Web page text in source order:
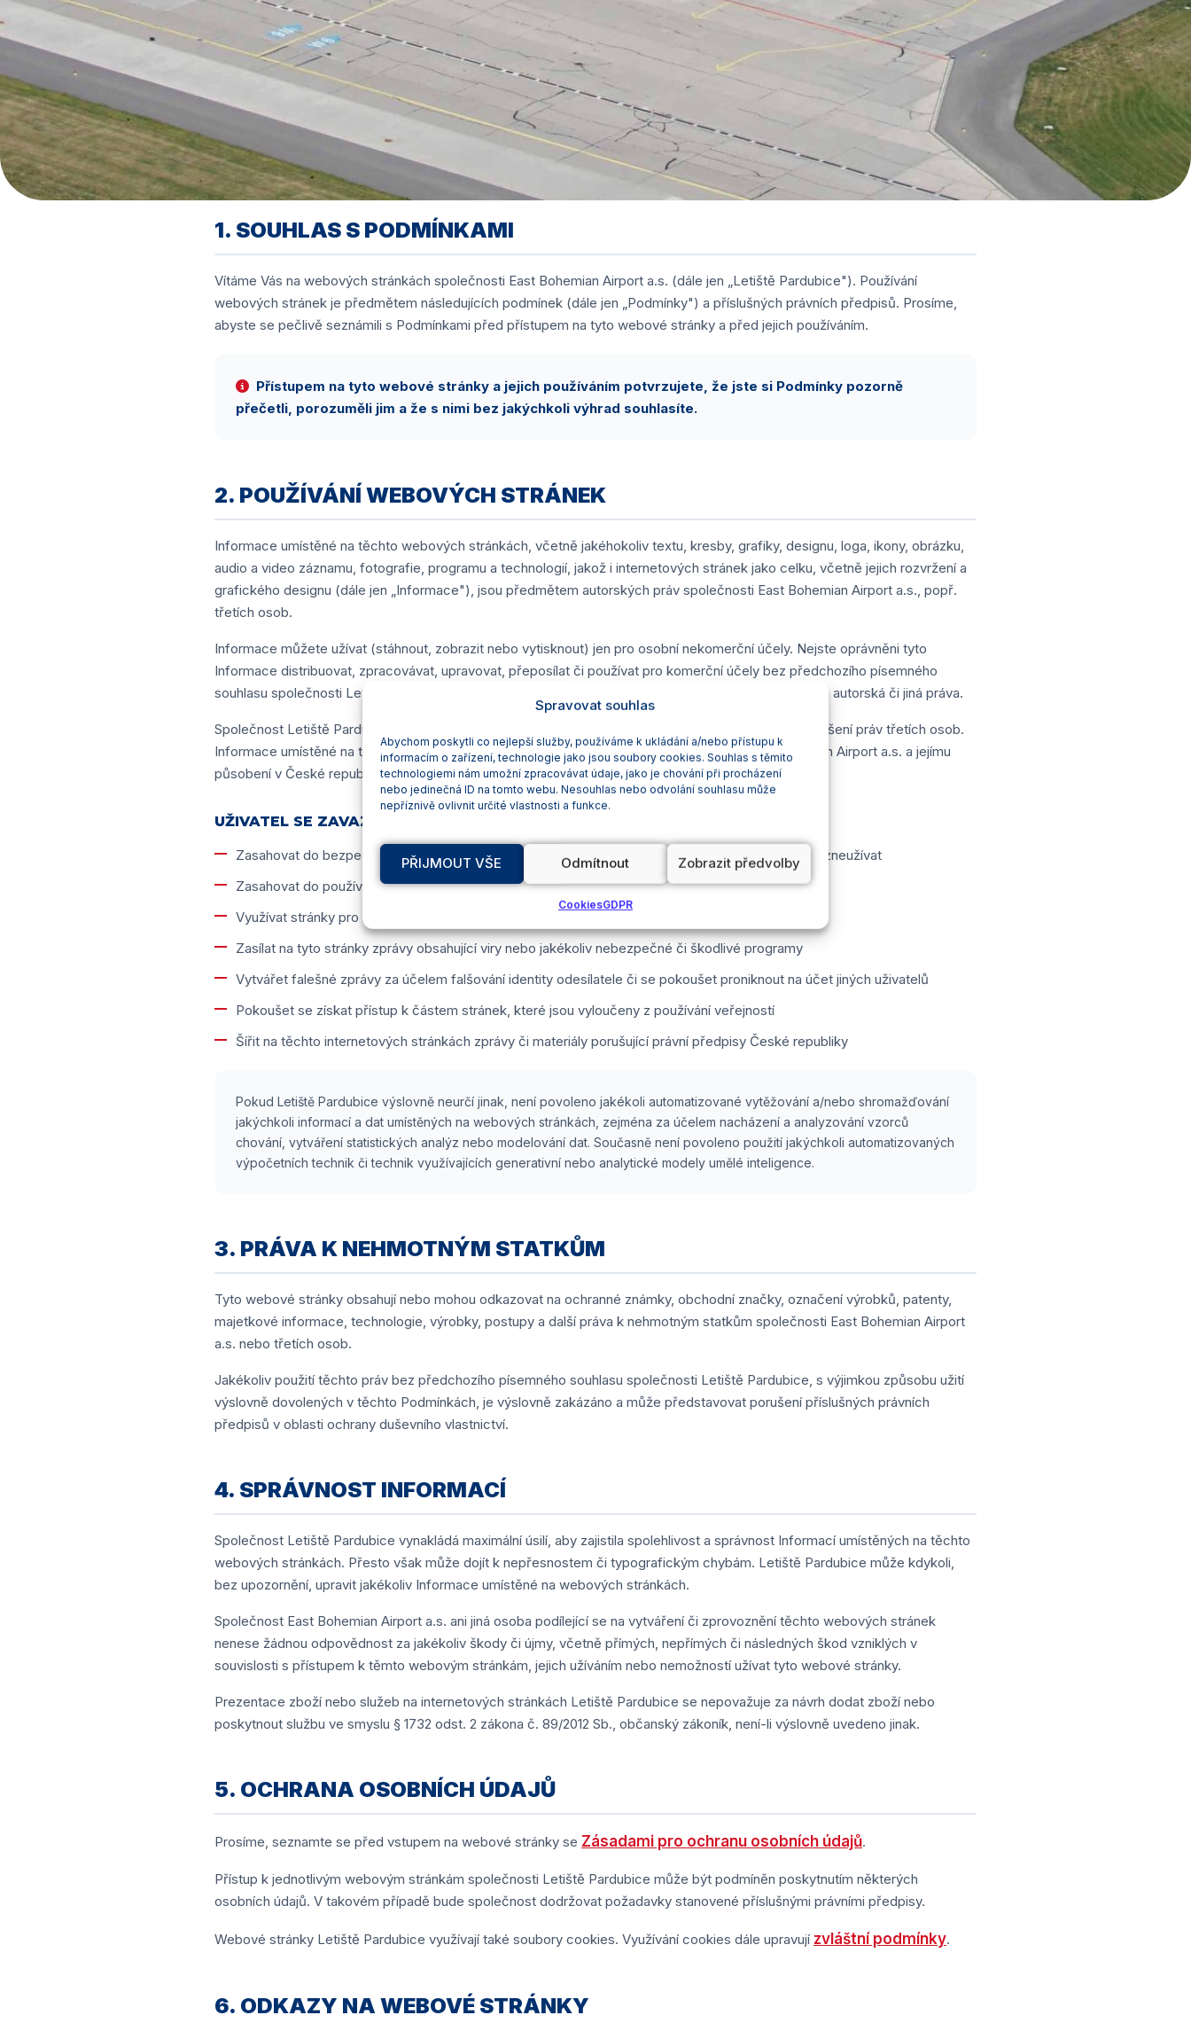
Spravovat souhlas
Abychom poskytli co nejlepší služby, používáme k ukládání a/nebo přístupu k
informacím o zařízení, technologie jako jsou soubory cookies. Souhlas s těmito
technologiemi nám umožní zpracovávat údaje, jako je chování při procházení
nebo jedinečná ID na tomto webu. Nesouhlas nebo odvolání souhlasu může
nepříznivě ovlivnit určité vlastnosti a funkce.
PŘIJMOUT VŠE Odmítnout Zobrazit předvolby
CookiesGDPR
1. SOUHLAS S PODMÍNKAMI
Vítáme Vás na webových stránkách společnosti East Bohemian Airport a.s. (dále jen „Letiště Pardubice"). Používání
webových stránek je předmětem následujících podmínek (dále jen „Podmínky") a příslušných právních předpisů. Prosíme,
abyste se pečlivě seznámili s Podmínkami před přístupem na tyto webové stránky a před jejich používáním.
Přístupem na tyto webové stránky a jejich používáním potvrzujete, že jste si Podmínky pozorně
přečetli, porozuměli jim a že s nimi bez jakýchkoli výhrad souhlasíte.
2. POUŽÍVÁNÍ WEBOVÝCH STRÁNEK
Informace umístěné na těchto webových stránkách, včetně jakéhokoliv textu, kresby, grafiky, designu, loga, ikony, obrázku,
audio a video záznamu, fotografie, programu a technologií, jakož i internetových stránek jako celku, včetně jejich rozvržení a
grafického designu (dále jen „Informace"), jsou předmětem autorských práv společnosti East Bohemian Airport a.s., popř.
třetích osob.
Informace můžete užívat (stáhnout, zobrazit nebo vytisknout) jen pro osobní nekomerční účely. Nejste oprávněni tyto
Informace distribuovat, zpracovávat, upravovat, přeposílat či používat pro komerční účely bez předchozího písemného
souhlasu společnosti Letiště Pardubice. Kopie Informací musí vždy obsahovat veškerá upozornění na autorská či jiná práva.
Společnost Letiště Pardubice nezaručuje ani neodpovídá za to, že použitím Informací nedojde k porušení práv třetích osob.
Informace umístěné na těchto webových stránkách se vztahují výlučně ke společnosti East Bohemian Airport a.s. a jejímu
působení v České republice, není-li výslovně uvedeno jinak.
UŽIVATEL SE ZAVAZUJE, ŽE ZEJMÉNA NEBUDE:
Zasahovat do bezpečnosti, technické podstaty nebo obsahu internetových stránek nebo je jinak zneužívat
Zasahovat do používání těchto stránek ze strany jiných uživatelů
Využívat stránky pro rozesílání nevyžádaných zpráv (spam) nebo řetězových zpráv
Zasílat na tyto stránky zprávy obsahující viry nebo jakékoliv nebezpečné či škodlivé programy
Vytvářet falešné zprávy za účelem falšování identity odesílatele či se pokoušet proniknout na účet jiných uživatelů
Pokoušet se získat přístup k částem stránek, které jsou vyloučeny z používání veřejností
Šířit na těchto internetových stránkách zprávy či materiály porušující právní předpisy České republiky
Pokud Letiště Pardubice výslovně neurčí jinak, není povoleno jakékoli automatizované vytěžování a/nebo shromažďování
jakýchkoli informací a dat umístěných na webových stránkách, zejména za účelem nacházení a analyzování vzorců
chování, vytváření statistických analýz nebo modelování dat. Současně není povoleno použití jakýchkoli automatizovaných
výpočetních technik či technik využívajících generativní nebo analytické modely umělé inteligence.
3. PRÁVA K NEHMOTNÝM STATKŮM
Tyto webové stránky obsahují nebo mohou odkazovat na ochranné známky, obchodní značky, označení výrobků, patenty,
majetkové informace, technologie, výrobky, postupy a další práva k nehmotným statkům společnosti East Bohemian Airport
a.s. nebo třetích osob.
Jakékoliv použití těchto práv bez předchozího písemného souhlasu společnosti Letiště Pardubice, s výjimkou způsobu užití
výslovně dovolených v těchto Podmínkách, je výslovně zakázáno a může představovat porušení příslušných právních
předpisů v oblasti ochrany duševního vlastnictví.
4. SPRÁVNOST INFORMACÍ
Společnost Letiště Pardubice vynakládá maximální úsilí, aby zajistila spolehlivost a správnost Informací umístěných na těchto
webových stránkách. Přesto však může dojít k nepřesnostem či typografickým chybám. Letiště Pardubice může kdykoli,
bez upozornění, upravit jakékoliv Informace umístěné na webových stránkách.
Společnost East Bohemian Airport a.s. ani jiná osoba podílející se na vytváření či zprovoznění těchto webových stránek
nenese žádnou odpovědnost za jakékoliv škody či újmy, včetně přímých, nepřímých či následných škod vzniklých v
souvislosti s přístupem k těmto webovým stránkám, jejich užíváním nebo nemožností užívat tyto webové stránky.
Prezentace zboží nebo služeb na internetových stránkách Letiště Pardubice se nepovažuje za návrh dodat zboží nebo
poskytnout službu ve smyslu § 1732 odst. 2 zákona č. 89/2012 Sb., občanský zákoník, není-li výslovně uvedeno jinak.
5. OCHRANA OSOBNÍCH ÚDAJŮ
Prosíme, seznamte se před vstupem na webové stránky se Zásadami pro ochranu osobních údajů.
Přístup k jednotlivým webovým stránkám společnosti Letiště Pardubice může být podmíněn poskytnutím některých
osobních údajů. V takovém případě bude společnost dodržovat požadavky stanovené příslušnými právními předpisy.
Webové stránky Letiště Pardubice využívají také soubory cookies. Využívání cookies dále upravují zvláštní podmínky.
6. ODKAZY NA WEBOVÉ STRÁNKY